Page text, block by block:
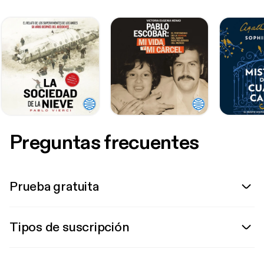
Preguntas frecuentes
Prueba gratuita
Tipos de suscripción